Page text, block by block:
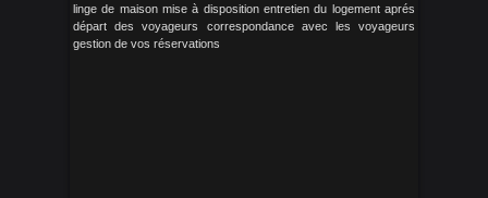
linge de maison mise à disposition entretien du logement aprés
départ des voyageurs correspondance avec les voyageurs
gestion de vos réservations